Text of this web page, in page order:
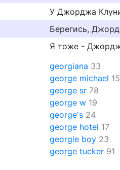
У Джорджа
Берегись,
Я тоже -
georgiana 33
george michael
george sr 78
george w 19
george's 24
george hotel 17
georgie boy 23
george tucker 91